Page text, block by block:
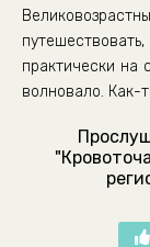
практически на
волновало. Как-